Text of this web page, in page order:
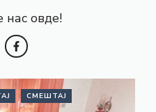
нас овде!
СМЕШТАЈ